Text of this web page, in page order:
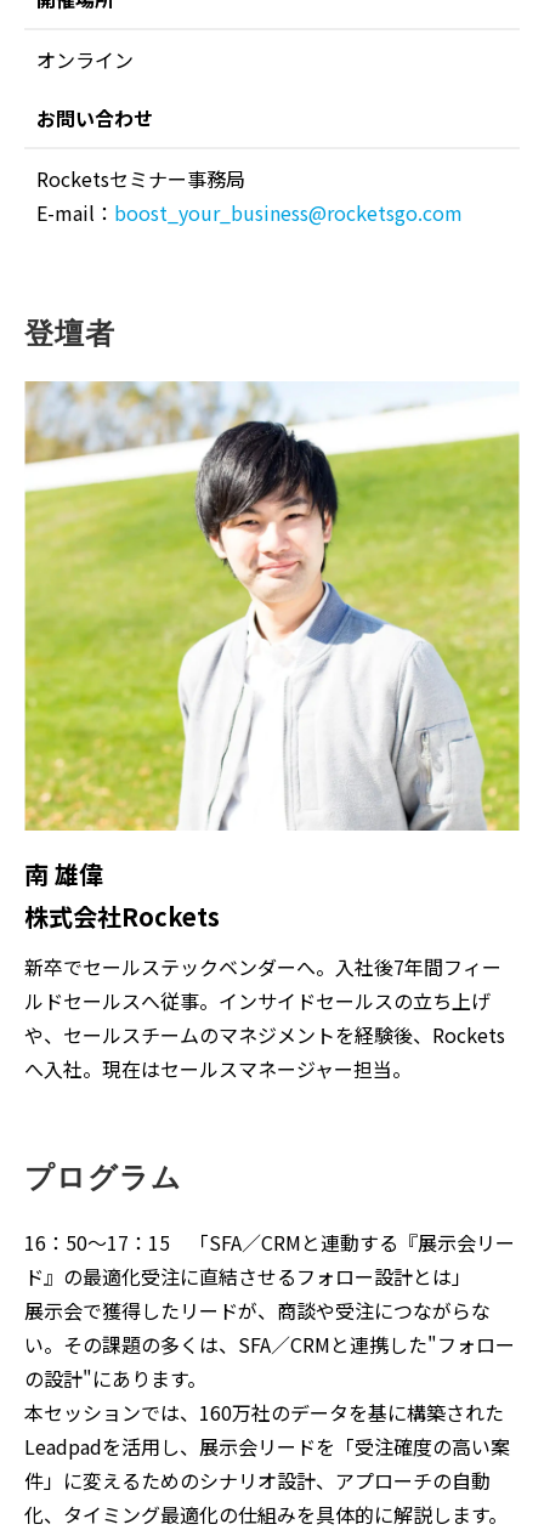
オンライン
お問い合わせ
Rocketsセミナー事務局
E-mail： boost_your_business@rocketsgo.com
登壇者
南 雄偉
株式会社Rockets
新卒でセールステックベンダーへ。入社後7年間フィー
ルドセールスへ従事。インサイドセールスの立ち上げ
や、セールスチームのマネジメントを経験後、Rockets
へ入社。現在はセールスマネージャー担当。
プログラム
16：50〜17：15 「SFA／CRMと連動する『展示会リー
ド』の最適化――受注に直結させるフォロー設計とは」
展示会で獲得したリードが、商談や受注につながらな
い。その課題の多くは、SFA／CRMと連携した"フォロー
の設計"にあります。
本セッションでは、160万社のデータを基に構築された
Leadpadを活用し、展示会リードを「受注確度の高い案
件」に変えるためのシナリオ設計、アプローチの自動
化、タイミング最適化の仕組みを具体的に解説します。